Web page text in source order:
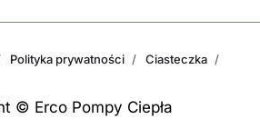
© Erco Pompy Ciepła
Polityka prywatności
Ciasteczka